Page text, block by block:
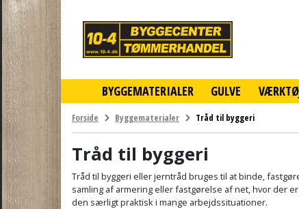
BYGGEMATERIALER GULVE
online
byggemarked
og
tømmerhandel
-
Forside Byggematerialer Tråd til byggeri
Tråd til byggeri
Tråd til byggeri eller jerntråd bruges til at binde,
samling af armering eller fastgørelse af net, hvor der
den særligt praktisk i mange arbejdssituationer.